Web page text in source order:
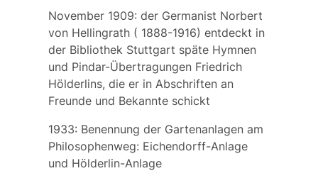
November 1909: der Germanist Norbert
von Hellingrath( 1888-1916) entdeckt in
der Bibliothek Stuttgart späte Hymnen
und Pindar-Übertragungen Friedrich
Hölderlins, die er in Abschriften an
Freunde und Bekannte schickt
1933: Benennung der Gartenanlagen am
Philosophenweg: Eichendorff-Anlage
und Hölderlin-Anlage